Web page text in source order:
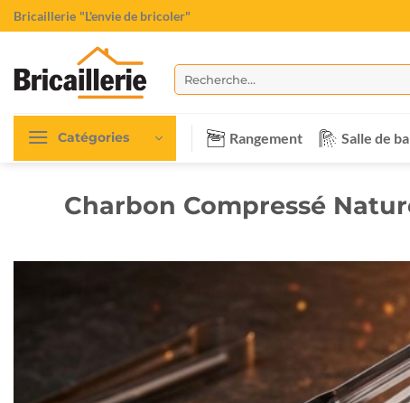
Passer
au
Bricaillerie "L'envie de bricoler"
Recherche
pour :
Catégories Rangement Salle de
Charbon Compressé